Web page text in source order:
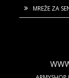
MREŽE ZA